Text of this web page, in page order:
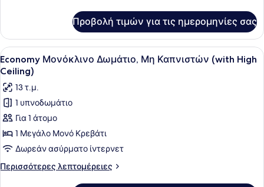
Καπνιστών,
Ισόγειο
(with
Loft
and
Terrace)
Δίκλινο
Δωμάτιο
(Double),
Μη
Καπνιστών,
Ισόγειο
(with
Loft
and
Terrace)
Προβολή τιμών για τις ημερομηνίες σας
Προβολή
όλων
των
φωτογραφιών
για
Economy
Μονόκλινο
Δωμάτιο,
Μη
Καπνιστών
Ένα στρωμένο κρεβάτι με λευκά
3
Economy Μονόκλινο Δωμάτιο, Μη Καπνιστών (with High
Ceiling)
13 τ.μ.
1 υπνοδωμάτιο
Για 1 άτομο
1 Μεγάλο Μονό Κρεβάτι
Δωρεάν ασύρματο ίντερνετ
Περισσότερες λεπτομέρειες
Περισσότερες